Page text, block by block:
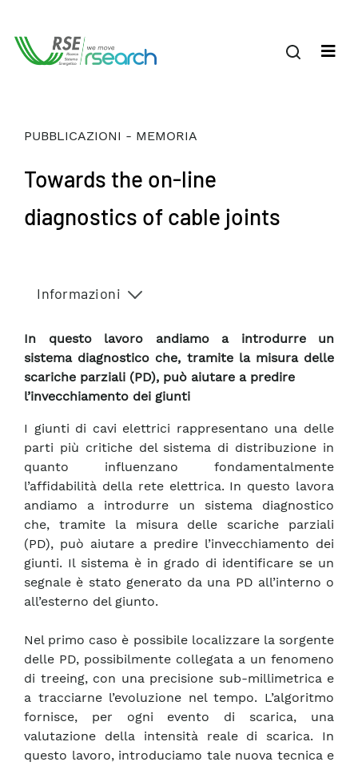
PUBBLICAZIONI - MEMORIA
Towards the on-line
diagnostics of cable joints
Informazioni
In questo lavoro andiamo a introdurre un
sistema diagnostico che, tramite la misura delle
scariche parziali (PD), può aiutare a predire
l’invecchiamento dei giunti
I giunti di cavi elettrici rappresentano una delle
parti più critiche del sistema di distribuzione in
quanto influenzano fondamentalmente
l’affidabilità della rete elettrica. In questo lavora
andiamo a introdurre un sistema diagnostico
che, tramite la misura delle scariche parziali
(PD), può aiutare a predire l’invecchiamento dei
giunti. Il sistema è in grado di identificare se un
segnale è stato generato da una PD all’interno o
all’esterno del giunto.
Nel primo caso è possibile localizzare la sorgente
delle PD, possibilmente collegata a un fenomeno
di treeing, con una precisione sub-millimetrica e
a tracciarne l’evoluzione nel tempo. L’algoritmo
fornisce, per ogni evento di scarica, una
valutazione della intensità reale di scarica. In
questo lavoro, introduciamo tale nuova tecnica e